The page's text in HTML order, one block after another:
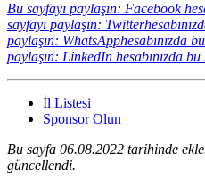
Bu sayfayı paylaşın: Facebook
sayfayı paylaşın:
paylaşın: WhatsApphesabınızda
paylaşın: LinkedIn hesabınızda bu
İl Listesi
Sponsor Olun
Bu sayfa 06.08.2022 tarihinde
güncellendi.